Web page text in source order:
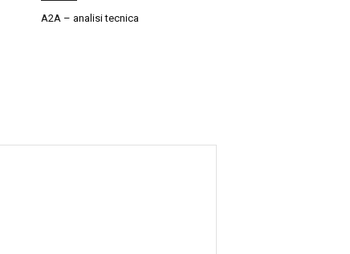
A2A – analisi tecnica